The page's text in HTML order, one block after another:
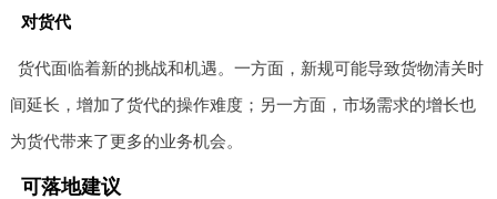
对货代
货代面临着新的挑战和机遇。一方面，新规可能导致货物清关时
间延长，增加了货代的操作难度；另一方面，市场需求的增长也
为货代带来了更多的业务机会。
可落地建议